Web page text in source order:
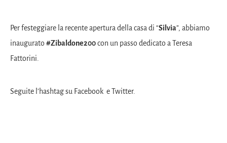
Per festeggiare la recente apertura della casa di “Silvia”, abbiamo
inaugurato #Zibaldone200con un passo dedicato a Teresa
Fattorini.
Seguite l’hashtag su Facebook eTwitter.